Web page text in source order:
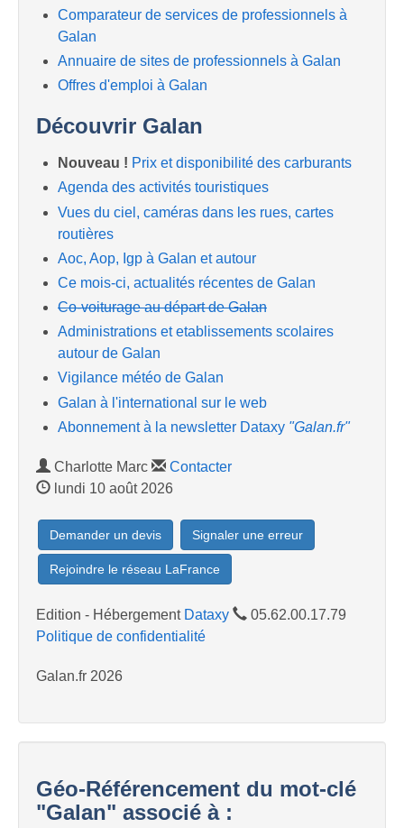
Comparateur de services de professionnels à
Galan
Annuaire de sites de professionnels à Galan
Offres d'emploi à Galan
Découvrir Galan
Nouveau ! Prix et disponibilité des carburants
Agenda des activités touristiques
Vues du ciel, caméras dans les rues, cartes
routières
Aoc, Aop, Igp à Galan et autour
Ce mois-ci, actualités récentes de Galan
Co-voiturage au départ de Galan
Administrations et etablissements scolaires
autour de Galan
Vigilance météo de Galan
Galan à l'international sur le web
Abonnement à la newsletter Dataxy "Galan.fr"
Charlotte Marc
Contacter
lundi 10 août 2026
Demander un devis Signaler une erreur
Rejoindre le réseau LaFrance
Edition - Hébergement Dataxy
05.62.00.17.79
Politique de confidentialité
Galan.fr 2026
Géo-Référencement du mot-clé
"Galan" associé à :